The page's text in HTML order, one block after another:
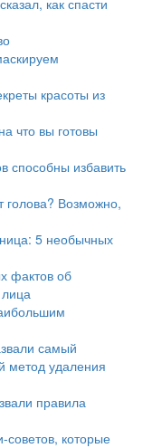
как спасти
красоты из
что вы готовы
способны избавить
голова? Возможно,
5 необычных
фактов об
самый
метод удаления
правила
советов, которые